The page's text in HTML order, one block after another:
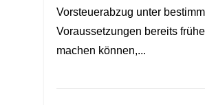
Vorsteuerabzug unter
Voraussetzungen bereits
machen können,...